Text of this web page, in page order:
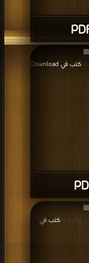
كتب في Download
كتب في